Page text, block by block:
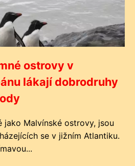
ostrovy v
lákají dobrodruhy
jako Malvínské ostrovy, jsou
se v jižním Atlantiku.